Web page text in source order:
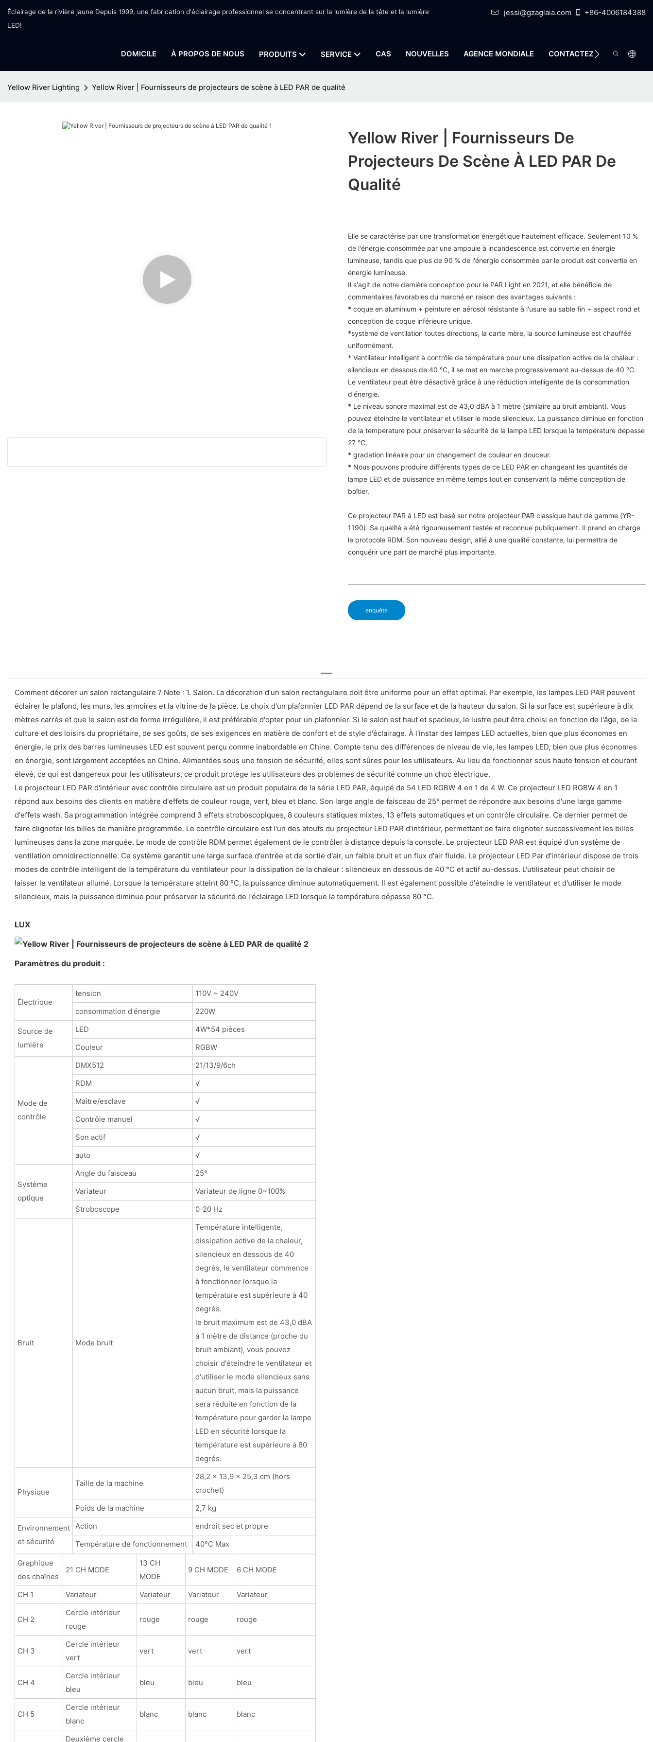
Éclairage de la rivière jaune Depuis 1999, une fabrication d'éclairage professionnel se concentrant sur la lumière de la tête et la lumière
LED!
jessi@gzaglaia.com +86-4006184388
DOMICILE À PROPOS DE NOUS PRODUITS SERVICE CAS NOUVELLES AGENCE MONDIALE CONTACTEZ-NOUS
Yellow River Lighting Yellow River | Fournisseurs de projecteurs de scène à LED PAR de qualité
Yellow River | Fournisseurs De
Projecteurs De Scène À LED PAR De
Qualité
Elle se caractérise par une transformation énergétique hautement efficace. Seulement 10 %
de l'énergie consommée par une ampoule à incandescence est convertie en énergie
lumineuse, tandis que plus de 90 % de l'énergie consommée par le produit est convertie en
énergie lumineuse.
Il s'agit de notre dernière conception pour le PAR Light en 2021, et elle bénéficie de
commentaires favorables du marché en raison des avantages suivants :
* coque en aluminium + peinture en aérosol résistante à l'usure au sable fin + aspect rond et
conception de coque inférieure unique.
*système de ventilation toutes directions, la carte mère, la source lumineuse est chauffée
uniformément.
* Ventilateur intelligent à contrôle de température pour une dissipation active de la chaleur :
silencieux en dessous de 40 °C, il se met en marche progressivement au-dessus de 40 °C.
Le ventilateur peut être désactivé grâce à une réduction intelligente de la consommation
d'énergie.
* Le niveau sonore maximal est de 43,0 dBA à 1 mètre (similaire au bruit ambiant). Vous
pouvez éteindre le ventilateur et utiliser le mode silencieux. La puissance diminue en fonction
de la température pour préserver la sécurité de la lampe LED lorsque la température dépasse
27 °C.
* gradation linéaire pour un changement de couleur en douceur.
* Nous pouvons produire différents types de ce LED PAR en changeant les quantités de
lampe LED et de puissance en même temps tout en conservant la même conception de
boîtier.
Ce projecteur PAR à LED est basé sur notre projecteur PAR classique haut de gamme (YR-
1190). Sa qualité a été rigoureusement testée et reconnue publiquement. Il prend en charge
le protocole RDM. Son nouveau design, allié à une qualité constante, lui permettra de
conquérir une part de marché plus importante.
enquête
Comment décorer un salon rectangulaire ? Note : 1. Salon. La décoration d'un salon rectangulaire doit être uniforme pour un effet optimal. Par exemple, les lampes LED PAR peuvent
éclairer le plafond, les murs, les armoires et la vitrine de la pièce. Le choix d'un plafonnier LED PAR dépend de la surface et de la hauteur du salon. Si la surface est supérieure à dix
mètres carrés et que le salon est de forme irrégulière, il est préférable d'opter pour un plafonnier. Si le salon est haut et spacieux, le lustre peut être choisi en fonction de l'âge, de la
culture et des loisirs du propriétaire, de ses goûts, de ses exigences en matière de confort et de style d'éclairage. À l'instar des lampes LED actuelles, bien que plus économes en
énergie, le prix des barres lumineuses LED est souvent perçu comme inabordable en Chine. Compte tenu des différences de niveau de vie, les lampes LED, bien que plus économes
en énergie, sont largement acceptées en Chine. Alimentées sous une tension de sécurité, elles sont sûres pour les utilisateurs. Au lieu de fonctionner sous haute tension et courant
élevé, ce qui est dangereux pour les utilisateurs, ce produit protège les utilisateurs des problèmes de sécurité comme un choc électrique.
Le projecteur LED PAR d'intérieur avec contrôle circulaire est un produit populaire de la série LED PAR, équipé de 54 LED RGBW 4 en 1 de 4 W. Ce projecteur LED RGBW 4 en 1
répond aux besoins des clients en matière d'effets de couleur rouge, vert, bleu et blanc. Son large angle de faisceau de 25° permet de répondre aux besoins d'une large gamme
d'effets wash. Sa programmation intégrée comprend 3 effets stroboscopiques, 8 couleurs statiques mixtes, 13 effets automatiques et un contrôle circulaire. Ce dernier permet de
faire clignoter les billes de manière programmée. Le contrôle circulaire est l'un des atouts du projecteur LED PAR d'intérieur, permettant de faire clignoter successivement les billes
lumineuses dans la zone marquée. Le mode de contrôle RDM permet également de le contrôler à distance depuis la console. Le projecteur LED PAR est équipé d'un système de
ventilation omnidirectionnelle. Ce système garantit une large surface d'entrée et de sortie d'air, un faible bruit et un flux d'air fluide. Le projecteur LED Par d'intérieur dispose de trois
modes de contrôle intelligent de la température du ventilateur pour la dissipation de la chaleur : silencieux en dessous de 40 °C et actif au-dessus. L'utilisateur peut choisir de
laisser le ventilateur allumé. Lorsque la température atteint 80 °C, la puissance diminue automatiquement. Il est également possible d'éteindre le ventilateur et d'utiliser le mode
silencieux, mais la puissance diminue pour préserver la sécurité de l'éclairage LED lorsque la température dépasse 80 °C.
LUX
Paramètres du produit :
Électrique
tension
110V ~ 240V
consommation d'énergie
220W
Source de
lumière
LED
4W*54 pièces
Couleur
RGBW
Mode de
contrôle
DMX512
21/13/9/6ch
RDM
√
Maître/esclave
√
Contrôle manuel
√
Son actif
√
auto
√
Système
optique
Angle du faisceau
25°
Variateur
Variateur de ligne 0~100%
Stroboscope
0-20 Hz
Bruit Mode bruit
Température intelligente,
dissipation active de la chaleur,
silencieux en dessous de 40
degrés, le ventilateur commence
à fonctionner lorsque la
température est supérieure à 40
degrés.
le bruit maximum est de 43,0 dBA
à 1 mètre de distance (proche du
bruit ambiant), vous pouvez
choisir d'éteindre le ventilateur et
d'utiliser le mode silencieux sans
aucun bruit, mais la puissance
sera réduite en fonction de la
température pour garder la lampe
LED en sécurité lorsque la
température est supérieure à 80
degrés.
Physique
Taille de la machine
28,2 x 13,9 x 25,3 cm (hors
crochet)
Poids de la machine
2,7 kg
Environnement
et sécurité
Action
endroit sec et propre
Température de fonctionnement
40°C Max
Graphique
des chaînes
21 CH MODE
13 CH
MODE
9 CH MODE 6 CH MODE
CH 1 Variateur Variateur Variateur Variateur
CH 2
Cercle intérieur
rouge
rouge rouge rouge
CH 3
Cercle intérieur
vert
vert vert vert
CH 4
Cercle intérieur
bleu
bleu bleu bleu
CH 5
Cercle intérieur
blanc
blanc blanc blanc
Deuxième cercle